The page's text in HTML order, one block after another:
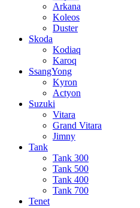
Arkana
Koleos
Duster
Skoda
Kodiaq
Karoq
SsangYong
Kyron
Actyon
Suzuki
Vitara
Grand Vitara
Jimny
Tank
Tank 300
Tank 500
Tank 400
Tank 700
Tenet